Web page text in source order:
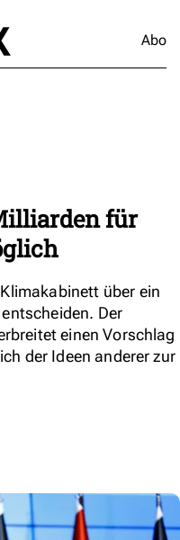
Abo
für
über ein
Der
einen Vorschlag
der Ideen anderer zur